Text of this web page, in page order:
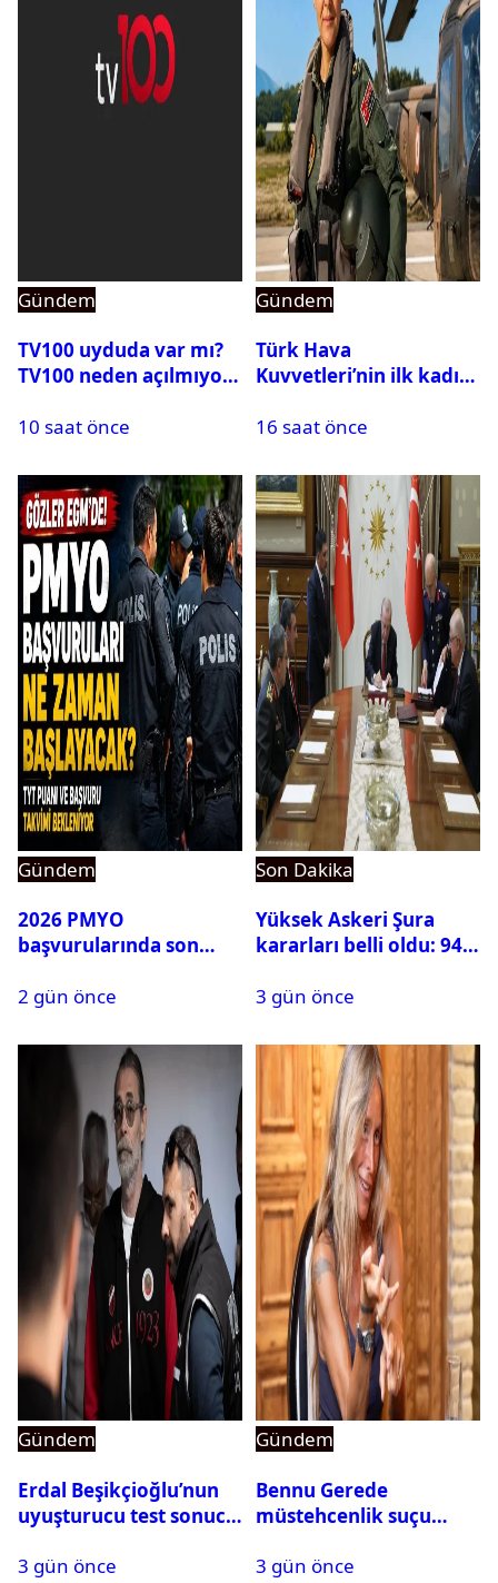
Gündem
TV100 uyduda var mı?
TV100 neden açılmıyor?
10 saat önce
Gündem
Türk Hava
Kuvvetleri’nin ilk kadın
Karapınar hakkında
ortaya çıktı
16 saat önce
Gündem
2026 PMYO
başvurularında son
2 gün önce
Son Dakika
Yüksek Askeri Şura
kararları belli oldu: 94
3 gün önce
Gündem
Erdal Beşikçioğlu’nun
uyuşturucu test sonucu
3 gün önce
Gündem
Bennu Gerede
müstehcenlik suçu
alındı
3 gün önce